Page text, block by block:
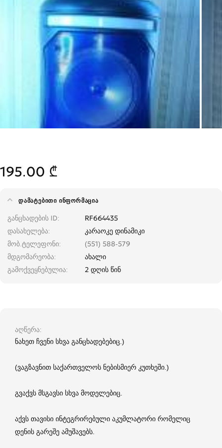
195.00 ₾
ᲓᲐᲛᲐᲢᲔᲑᲘᲗᲘ ᲘᲜᲤᲝᲠᲛᲐᲪᲘᲐ
განცხადების ID
RF664435
დასახელება
კარაოკე დინამიკი
მობ.ტელეფონი
(551) 588-579
მდგომარეობა
ახალი
გამოქვეყნებულია
2 დღის წინ
აღწერა
ნახეთ ჩვენი სხვა განცხადებებიც.)
(ვაგზავნით საქართველოს ნებისმიერ კუთხეში.)
გვაქვს მსგავსი სხვა მოდელებიც.
აქვს თავისი ინტეგრირებული აკუმლატორი რომელიც
დენის გარეშე ამუშავებს.